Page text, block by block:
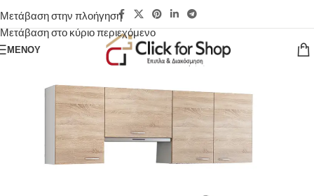
Μετάβαση στην πλοήγηση
Μετάβαση στο κύριο περιεχόμενο
ΜΕΝΟΎ